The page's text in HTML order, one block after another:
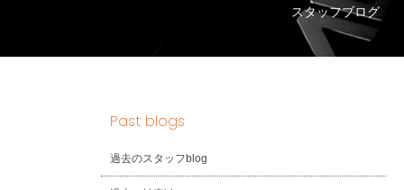
スタッフブログ
Past blogs
過去のスタッフblog